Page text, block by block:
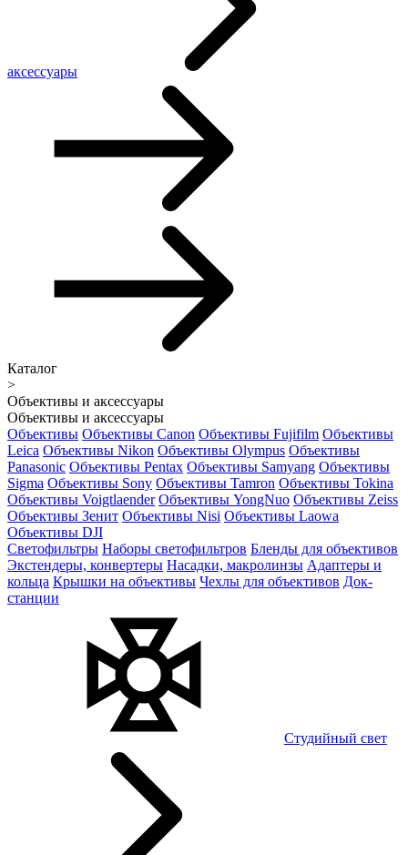
аксессуары
Каталог
>
Объективы и аксессуары
Объективы и аксессуары
Объективы Объективы Canon Объективы Fujifilm Объективы
Leica Объективы Nikon Объективы Olympus Объективы
Panasonic Объективы Pentax Объективы Samyang Объективы
Sigma Объективы Sony Объективы Tamron Объективы Tokina
Объективы Voigtlaender Объективы YongNuo Объективы Zeiss
Объективы Зенит Объективы Nisi Объективы Laowa
Объективы DJI
Светофильтры Наборы светофильтров Бленды для объективов
Экстендеры, конвертеры Насадки, макролинзы Адаптеры и
кольца Крышки на объективы Чехлы для объективов Док-
станции
Студийный свет